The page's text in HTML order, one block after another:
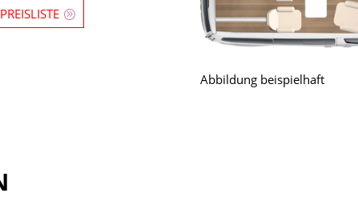
Abbildung beispielhaft